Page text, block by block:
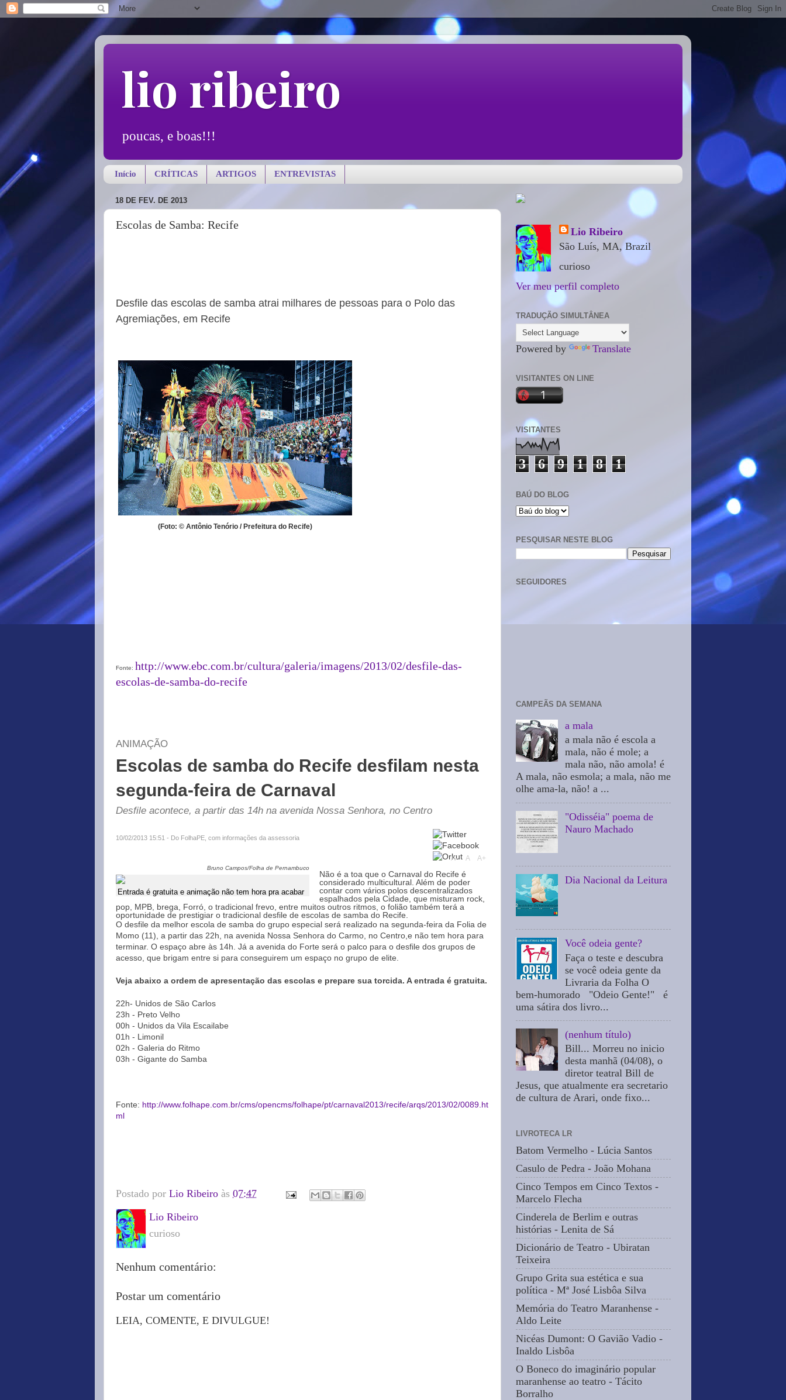
lio ribeiro
poucas, e boas!!!
Início CRÍTICAS ARTIGOS ENTREVISTAS
18 DE FEV. DE 2013
Escolas de Samba: Recife
Desfile das escolas de samba atrai milhares de pessoas para o Polo das
Agremiações, em Recife
(Foto: © Antônio Tenório / Prefeitura do Recife)
Fonte: http://www.ebc.com.br/cultura/galeria/imagens/2013/02/desfile-das-
escolas-de-samba-do-recife
ANIMAÇÃO
Escolas de samba do Recife desfilam nesta
segunda-feira de Carnaval
Desfile acontece, a partir das 14h na avenida Nossa Senhora, no Centro
10/02/2013 15:51 - Do FolhaPE, com informações da assessoria
A- A A+
Bruno Campos/Folha de Pernambuco
Entrada é gratuita e animação não tem hora pra acabar
Não é a toa que o Carnaval do Recife é
considerado multicultural. Além de poder
contar com vários polos descentralizados
espalhados pela Cidade, que misturam rock,
pop, MPB, brega, Forró, o tradicional frevo, entre muitos outros ritmos, o folião também terá a
oportunidade de prestigiar o tradicional desfile de escolas de samba do Recife.
O desfile da melhor escola de samba do grupo especial será realizado na segunda-feira da Folia de
Momo (11), a partir das 22h, na avenida Nossa Senhora do Carmo, no Centro,e não tem hora para
terminar. O espaço abre às 14h. Já a avenida do Forte será o palco para o desfile dos grupos de
acesso, que brigam entre si para conseguirem um espaço no grupo de elite.
Veja abaixo a ordem de apresentação das escolas e prepare sua torcida. A entrada é gratuita.
22h- Unidos de São Carlos
23h - Preto Velho
00h - Unidos da Vila Escailabe
01h - Limonil
02h - Galeria do Ritmo
03h - Gigante do Samba
Fonte: http://www.folhape.com.br/cms/opencms/folhape/pt/carnaval2013/recife/arqs/2013/02/0089.ht
ml
Postado por Lio Ribeiro às 07:47
Lio Ribeiro
curioso
Nenhum comentário:
Postar um comentário
LEIA, COMENTE, E DIVULGUE!
Lio Ribeiro
São Luís, MA, Brazil
curioso
Ver meu perfil completo
TRADUÇÃO SIMULTÂNEA
Powered by Translate
VISITANTES ON LINE
VISITANTES
3 6 9 1 8 1
BAÚ DO BLOG
PESQUISAR NESTE BLOG
SEGUIDORES
CAMPEÃS DA SEMANA
a mala
a mala não é escola a
mala, não é mole; a
mala não, não amola! é
A mala, não esmola; a mala, não me
olhe ama-la, não! a ...
"Odisséia" poema de
Nauro Machado
Dia Nacional da Leitura
Você odeia gente?
Faça o teste e descubra
se você odeia gente da
Livraria da Folha O
bem-humorado "Odeio Gente!" é
uma sátira dos livro...
(nenhum título)
Bill... Morreu no inicio
desta manhã (04/08), o
diretor teatral Bill de
Jesus, que atualmente era secretario
de cultura de Arari, onde fixo...
LIVROTECA LR
Batom Vermelho - Lúcia Santos
Casulo de Pedra - João Mohana
Cinco Tempos em Cinco Textos -
Marcelo Flecha
Cinderela de Berlim e outras
histórias - Lenita de Sá
Dicionário de Teatro - Ubiratan
Teixeira
Grupo Grita sua estética e sua
política - Mª José Lisbôa Silva
Memória do Teatro Maranhense -
Aldo Leite
Nicéas Dumont: O Gavião Vadio -
Inaldo Lisbôa
O Boneco do imaginário popular
maranhense ao teatro - Tácito
Borralho